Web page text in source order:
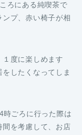
ろにある純喫茶で
プ、赤い椅子が相
度に楽しめます
したくなってしま
時ごろに行った際は
間を考慮して、お店